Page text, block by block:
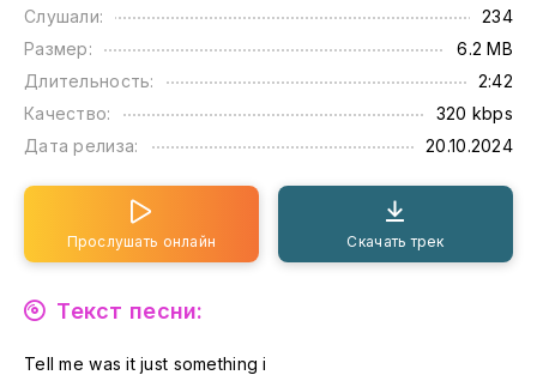
Слушали:
234
Размер:
6.2 MB
Длительность:
2:42
Качество:
320 kbps
Дата релиза:
20.10.2024
Прослушать онлайн Скачать трек
Текст песни:
Tell me was it just something i